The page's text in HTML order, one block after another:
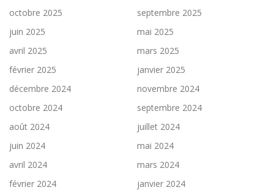
octobre 2025
septembre 2025
juin 2025
mai 2025
avril 2025
mars 2025
février 2025
janvier 2025
décembre 2024
novembre 2024
octobre 2024
septembre 2024
août 2024
juillet 2024
juin 2024
mai 2024
avril 2024
mars 2024
février 2024
janvier 2024